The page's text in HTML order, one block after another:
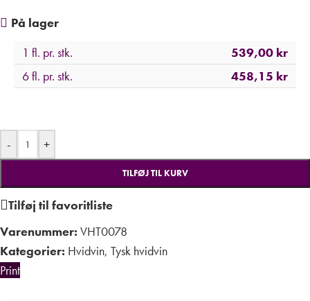
På lager
1 fl. pr. stk.
539,00 kr
6 fl. pr. stk.
458,15 kr
- +
TILFØJ TIL KURV
Tilføj til favoritliste
Varenummer: VHT0078
Kategorier: Hvidvin, Tysk hvidvin
Print